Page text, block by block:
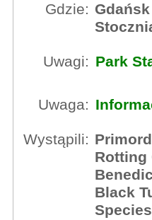
Gdzie: Gdańsk
Uwagi: Park
Uwaga:
Wystąpili:
Rotting
Black
Species